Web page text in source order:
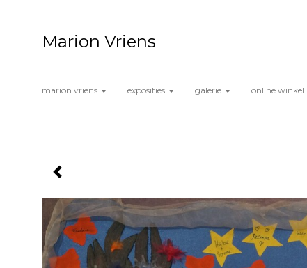
Marion Vriens
marion vriens exposities galerie online winkel